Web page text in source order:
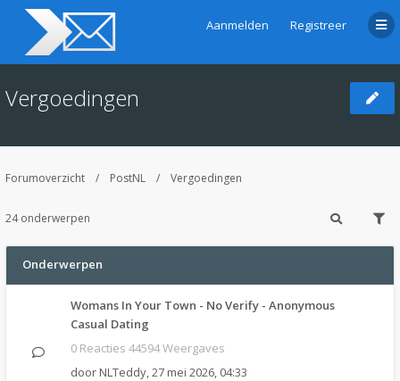
Aanmelden Registreer
Vergoedingen
Forumoverzicht PostNL Vergoedingen
24 onderwerpen
Onderwerpen
Womans In Your Town - No Verify - Anonymous
Casual Dating
0 Reacties 44594 Weergaves
door NLTeddy,27 mei 2026, 04:33